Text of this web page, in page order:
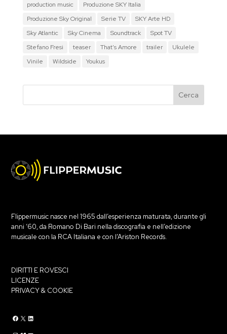
production music
Produzione SKY Italia
Produzione Sky Original
Serie TV
SKY Arte HD
Sky Atlantic
Sky Cinema Soundtrack
Spot TV
Stefano Fresi
teaser That's Amore trailer
Ukulele
Vinile
Wildside Youkus
Flippermusic nasce nel 1965 dall’esperienza maturata, durante gli
anni ‘60, da Romano Di Bari nella discografia e nell’edizione
musicale con la RCA Italiana e con l’Ariston Records.
DIRITTI E ROVESCI
LICENZE
PRIVACY & COOKIE
Flippermusic Facebook Flippermusic Twitter
Flippermusic Linkedin